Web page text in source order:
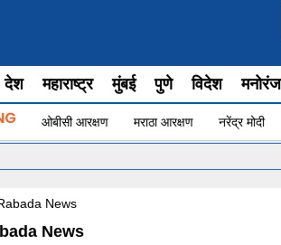
देश महाराष्ट्र मुंबई पुणे विदेश
ओबीसी आरक्षण मराठा आरक्षण नरेंद्र मोदी
News
News